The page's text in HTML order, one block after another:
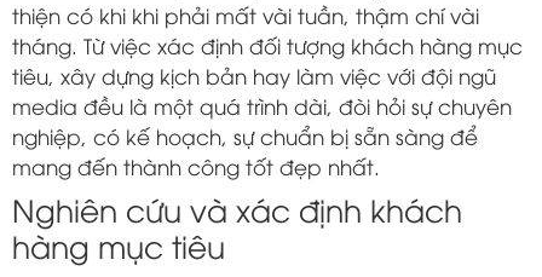
thiện có khi khi phải mất vài tuần, thậm chí vài
tháng. Từ việc xác định đối tượng khách hàng mục
tiêu, xây dựng kịch bản hay làm việc với đội ngũ
media đều là một quá trình dài, đòi hỏi sự chuyên
nghiệp, có kế hoạch, sự chuẩn bị sẵn sàng để
mang đến thành công tốt đẹp nhất.
Nghiên cứu và xác định khách
hàng mục tiêu